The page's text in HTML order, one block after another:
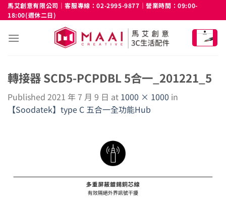
Skip
to
馬艾創意有限公司｜客服專線：02-2995-9877｜營業時間：09:00-
18:00(週休二日)
轉接器 SCD5-PCPDBL 5合一_201221_5
Published 2021 年 7 月 9 日 at 1000 × 1000 in
【Soodatek】type C 五合一全功能Hub